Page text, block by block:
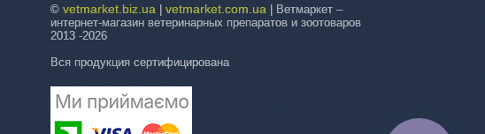
©vetmarket.biz.ua |vetmarket.com.ua | Ветмаркет –
интернет-магазин ветеринарных препаратов и зоотоваров
2013 -2026
Вся продукция сертифицирована